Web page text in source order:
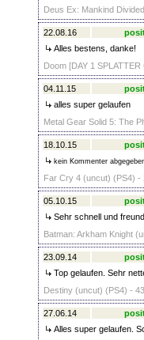
Deus Ex: Mankind
22.08.16
Alles bestens, danke!
Doom [DAY 1
04.11.15
alles super gelaufen
Metal Gear Solid 5: The
18.10.15
kein Kommenter
Far Cry 4 (uncut) (PS4) -
05.10.15
Sehr schnell und
Batman: Arkham Knight
23.09.14
Top gelaufen. Sehr
Destiny (uncut) (PS4) -
27.06.14
Alles super gelaufen.